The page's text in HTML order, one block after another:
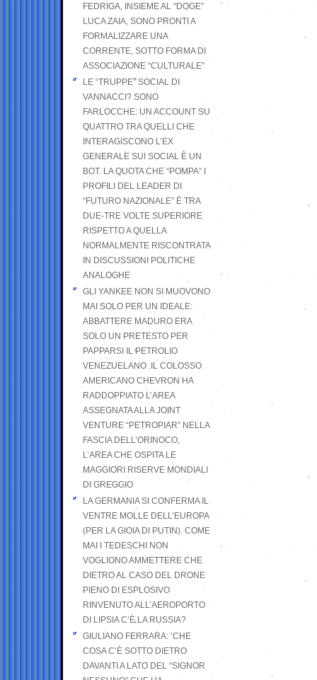
FEDRIGA, INSIEME AL “DOGE”
LUCA ZAIA, SONO PRONTI A
FORMALIZZARE UNA
CORRENTE, SOTTO FORMA DI
ASSOCIAZIONE “CULTURALE”
LE “TRUPPE” SOCIAL DI
VANNACCI? SONO
FARLOCCHE: UN ACCOUNT SU
QUATTRO TRA QUELLI CHE
INTERAGISCONO L’EX
GENERALE SUI SOCIAL È UN
BOT. LA QUOTA CHE “POMPA” I
PROFILI DEL LEADER DI
“FUTURO NAZIONALE” È TRA
DUE-TRE VOLTE SUPERIORE
RISPETTO A QUELLA
NORMALMENTE RISCONTRATA
IN DISCUSSIONI POLITICHE
ANALOGHE
GLI YANKEE NON SI MUOVONO
MAI SOLO PER UN IDEALE:
ABBATTERE MADURO ERA
SOLO UN PRETESTO PER
PAPPARSI IL PETROLIO
VENEZUELANO .IL COLOSSO
AMERICANO CHEVRON HA
RADDOPPIATO L’AREA
ASSEGNATA ALLA JOINT
VENTURE “PETROPIAR” NELLA
FASCIA DELL’ORINOCO,
L’AREA CHE OSPITA LE
MAGGIORI RISERVE MONDIALI
DI GREGGIO
LA GERMANIA SI CONFERMA IL
VENTRE MOLLE DELL’EUROPA
(PER LA GIOIA DI PUTIN). COME
MAI I TEDESCHI NON
VOGLIONO AMMETTERE CHE
DIETRO AL CASO DEL DRONE
PIENO DI ESPLOSIVO
RINVENUTO ALL’AEROPORTO
DI LIPSIA C’È LA RUSSIA?
GIULIANO FERRARA: ’CHE
COSA C’È SOTTO DIETRO
DAVANTI A LATO DEL “SIGNOR